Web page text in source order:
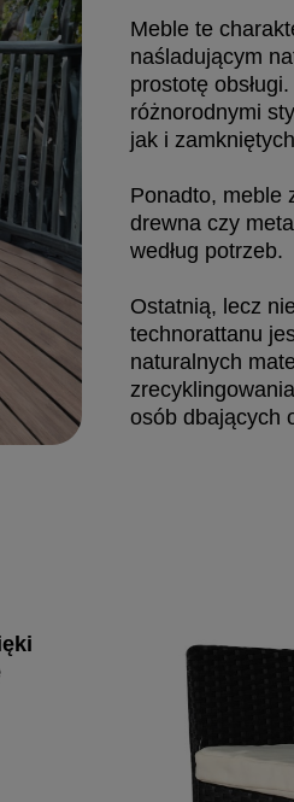
Meble te
naśladującym
prostotę
różnorodnymi
jak i
Ponadto, meble
drewna czy
według potrzeb.
Ostatnią, lecz
technorattanu
naturalnych
osób dbających